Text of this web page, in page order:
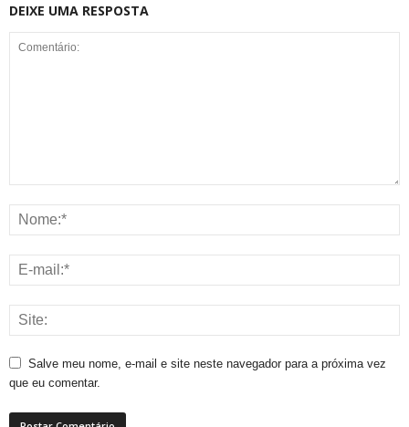
DEIXE UMA RESPOSTA
Salve meu nome, e-mail e site neste navegador para a próxima vez
que eu comentar.